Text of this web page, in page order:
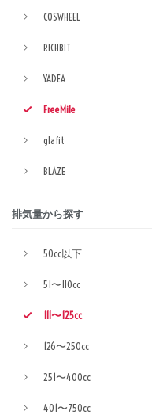
COSWHEEL
RICHBIT
YADEA
FreeMile
glafit
BLAZE
排気量から探す
50cc以下
51〜110cc
111〜125cc
126〜250cc
251〜400cc
401〜750cc